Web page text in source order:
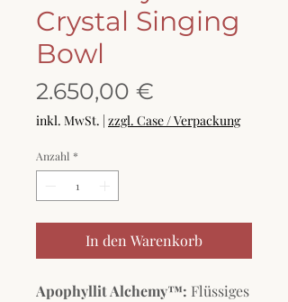
Crystal Singing
Bowl
2.650,00 €
inkl. MwSt. zzgl. Case / Verpackung
Anzahl *
In den Warenkorb
Apophyllit Alchemy™: Flüssiges